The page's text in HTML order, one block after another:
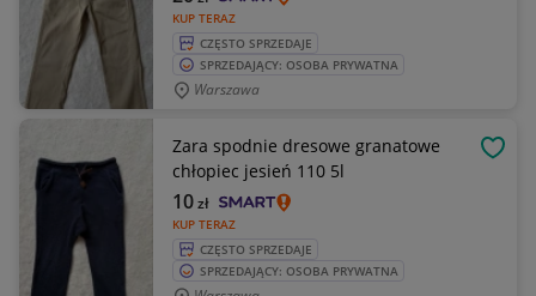
KUP TERAZ
CZĘSTO SPRZEDAJE
SPRZEDAJĄCY: OSOBA PRYWATNA
Warszawa
Zara spodnie dresowe granatowe
chłopiec jesień 110 5l
KUP TERAZ
10zł
CZĘSTO SPRZEDAJE
SPRZEDAJĄCY: OSOBA PRYWATNA